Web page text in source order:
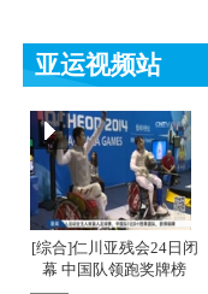
亚运视频站
[综合]仁川亚残会24日闭
幕 中国队领跑奖牌榜